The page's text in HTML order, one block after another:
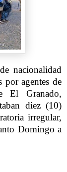
nacionalidad
por agentes de
El Granado,
diez (10)
irregular,
Domingo a